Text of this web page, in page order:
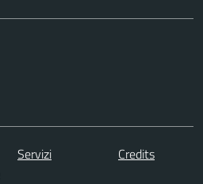
Servizi
Credits